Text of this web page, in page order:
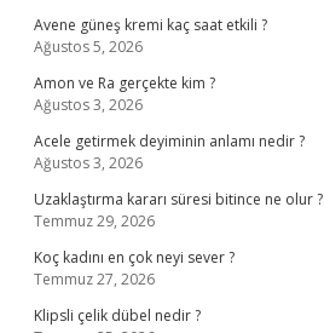
Avene güneş kremi kaç saat etkili ?
Ağustos 5, 2026
Amon ve Ra gerçekte kim ?
Ağustos 3, 2026
Acele getirmek deyiminin anlamı nedir ?
Ağustos 3, 2026
Uzaklaştırma kararı süresi bitince ne olur ?
Temmuz 29, 2026
Koç kadını en çok neyi sever ?
Temmuz 27, 2026
Klipsli çelik dübel nedir ?